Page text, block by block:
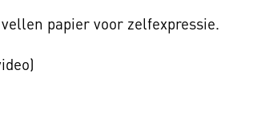
papier voor zelfexpressie.